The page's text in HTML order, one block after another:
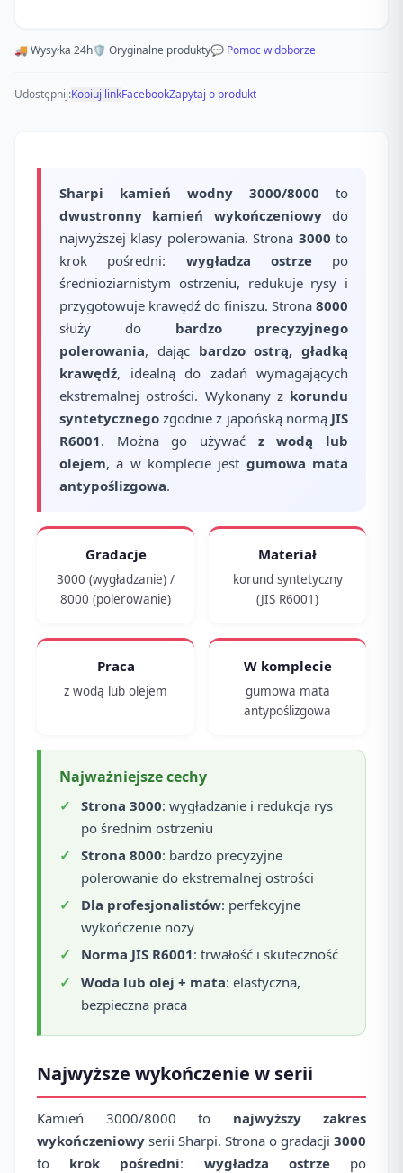
🚚 Wysyłka 24h🛡️ Oryginalne produkty💬 Pomoc w doborze
Udostępnij:Kopiuj linkFacebookZapytaj o produkt
Sharpi kamień wodny 3000/8000 to
dwustronny kamień wykończeniowydo
najwyższej klasy polerowania. Strona 3000 to
krok pośredni: wygładza ostrzepo
średnioziarnistym ostrzeniu, redukuje rysy i
przygotowuje krawędź do finiszu. Strona 8000
służy do bardzo precyzyjnego
polerowania, dając bardzo ostrą, gładką
krawędź, idealną do zadań wymagających
ekstremalnej ostrości. Wykonany z korundu
syntetycznego zgodnie z japońską normą JIS
R6001. Można go używać z wodą lub
olejem, a w komplecie jest gumowa mata
antypoślizgowa.
Gradacje
3000 (wygładzanie) /
8000 (polerowanie)
Materiał
korund syntetyczny
(JIS R6001)
Praca
z wodą lub olejem
W komplecie
gumowa mata
antypoślizgowa
Najważniejsze cechy
Strona 3000: wygładzanie i redukcja rys
po średnim ostrzeniu
Strona 8000: bardzo precyzyjne
polerowanie do ekstremalnej ostrości
Dla profesjonalistów: perfekcyjne
wykończenie noży
Norma JIS R6001: trwałość i skuteczność
Woda lub olej + mata: elastyczna,
bezpieczna praca
Najwyższe wykończenie w serii
Kamień 3000/8000 to najwyższy zakres
wykończeniowy serii Sharpi. Strona o gradacji 3000
to krok pośredni: wygładza ostrzepo